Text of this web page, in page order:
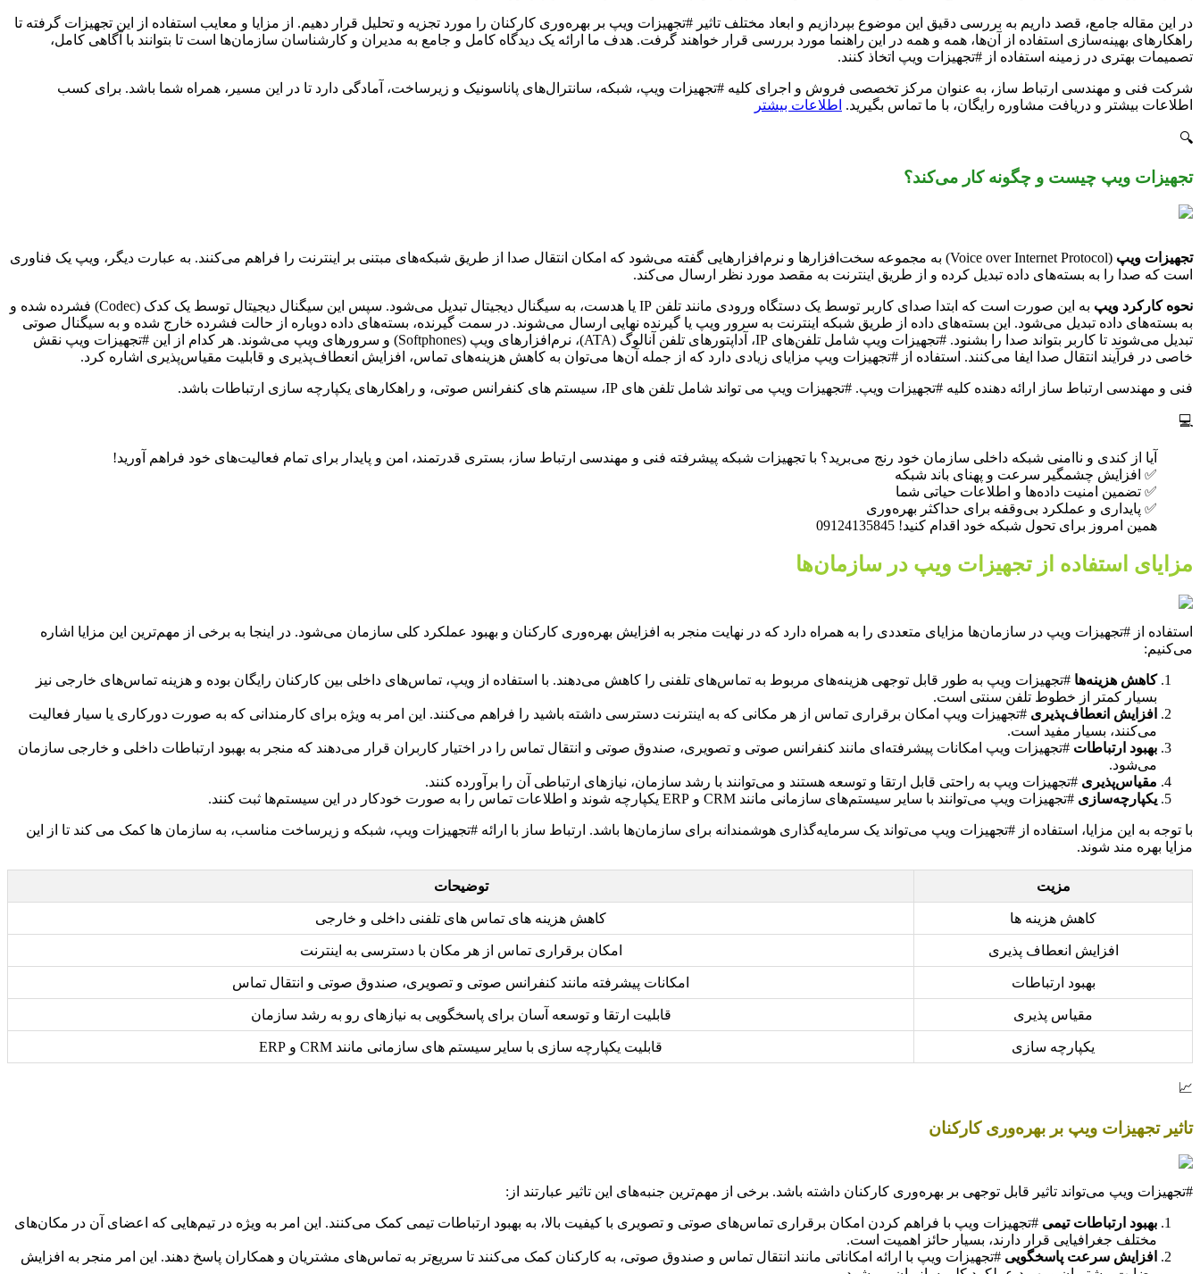
در این مقاله جامع، قصد داریم به بررسی دقیق این موضوع بپردازیم و ابعاد مختلف تاثیر #تجهیزات ویپ بر بهره‌وری کارکنان را مورد تجزیه و تحلیل قرار دهیم. از مزایا و معایب استفاده از این تجهیزات گرفته تا
راهکارهای بهینه‌سازی استفاده از آن‌ها، همه و همه در این راهنما مورد بررسی قرار خواهند گرفت. هدف ما ارائه یک دیدگاه کامل و جامع به مدیران و کارشناسان سازمان‌ها است تا بتوانند با آگاهی کامل،
تصمیمات بهتری در زمینه استفاده از #تجهیزات ویپ اتخاذ کنند.
شرکت فنی و مهندسی ارتباط ساز، به عنوان مرکز تخصصی فروش و اجرای کلیه #تجهیزات ویپ، شبکه، سانترال‌های پاناسونیک و زیرساخت، آمادگی دارد تا در این مسیر، همراه شما باشد. برای کسب
اطلاعات بیشتر و دریافت مشاوره رایگان، با ما تماس بگیرید. اطلاعات بیشتر
🔍
تجهیزات ویپ چیست و چگونه کار می‌کند؟
تجهیزات ویپ
(Voice over Internet Protocol) به مجموعه سخت‌افزارها و نرم‌افزارهایی گفته می‌شود که امکان انتقال صدا از طریق شبکه‌های مبتنی بر اینترنت را فراهم می‌کنند. به عبارت دیگر، ویپ یک فناوری
است که صدا را به بسته‌های داده تبدیل کرده و از طریق اینترنت به مقصد مورد نظر ارسال می‌کند.
نحوه کارکرد ویپ
به این صورت است که ابتدا صدای کاربر توسط یک دستگاه ورودی مانند تلفن IP یا هدست، به سیگنال دیجیتال تبدیل می‌شود. سپس این سیگنال دیجیتال توسط یک کدک (Codec) فشرده شده و
به بسته‌های داده تبدیل می‌شود. این بسته‌های داده از طریق شبکه اینترنت به سرور ویپ یا گیرنده نهایی ارسال می‌شوند. در سمت گیرنده، بسته‌های داده دوباره از حالت فشرده خارج شده و به سیگنال صوتی
تبدیل می‌شوند تا کاربر بتواند صدا را بشنود. #تجهیزات ویپ شامل تلفن‌های IP، آداپتورهای تلفن آنالوگ (ATA)، نرم‌افزارهای ویپ (Softphones) و سرورهای ویپ می‌شوند. هر کدام از این #تجهیزات ویپ نقش
خاصی در فرآیند انتقال صدا ایفا می‌کنند. استفاده از #تجهیزات ویپ مزایای زیادی دارد که از جمله آن‌ها می‌توان به کاهش هزینه‌های تماس، افزایش انعطاف‌پذیری و قابلیت مقیاس‌پذیری اشاره کرد.
فنی و مهندسی ارتباط ساز ارائه دهنده کلیه #تجهیزات ویپ. #تجهیزات ویپ می تواند شامل تلفن های IP، سیستم های کنفرانس صوتی، و راهکارهای یکپارچه سازی ارتباطات باشد.
💻
آیا از کندی و ناامنی شبکه داخلی سازمان خود رنج می‌برید؟ با تجهیزات شبکه پیشرفته فنی و مهندسی ارتباط ساز، بستری قدرتمند، امن و پایدار برای تمام فعالیت‌های خود فراهم آورید!
✅ افزایش چشمگیر سرعت و پهنای باند شبکه
✅ تضمین امنیت داده‌ها و اطلاعات حیاتی شما
✅ پایداری و عملکرد بی‌وقفه برای حداکثر بهره‌وری
همین امروز برای تحول شبکه خود اقدام کنید! 09124135845
مزایای استفاده از تجهیزات ویپ در سازمان‌ها
استفاده از #تجهیزات ویپ در سازمان‌ها مزایای متعددی را به همراه دارد که در نهایت منجر به افزایش بهره‌وری کارکنان و بهبود عملکرد کلی سازمان می‌شود. در اینجا به برخی از مهم‌ترین این مزایا اشاره
می‌کنیم:
کاهش هزینه‌ها #تجهیزات ویپ به طور قابل توجهی هزینه‌های مربوط به تماس‌های تلفنی را کاهش می‌دهند. با استفاده از ویپ، تماس‌های داخلی بین کارکنان رایگان بوده و هزینه تماس‌های خارجی نیز
بسیار کمتر از خطوط تلفن سنتی است.
افزایش انعطاف‌پذیری #تجهیزات ویپ امکان برقراری تماس از هر مکانی که به اینترنت دسترسی داشته باشید را فراهم می‌کنند. این امر به ویژه برای کارمندانی که به صورت دورکاری یا سیار فعالیت
می‌کنند، بسیار مفید است.
بهبود ارتباطات #تجهیزات ویپ امکانات پیشرفته‌ای مانند کنفرانس صوتی و تصویری، صندوق صوتی و انتقال تماس را در اختیار کاربران قرار می‌دهند که منجر به بهبود ارتباطات داخلی و خارجی سازمان
می‌شود.
مقیاس‌پذیری #تجهیزات ویپ به راحتی قابل ارتقا و توسعه هستند و می‌توانند با رشد سازمان، نیازهای ارتباطی آن را برآورده کنند.
یکپارچه‌سازی #تجهیزات ویپ می‌توانند با سایر سیستم‌های سازمانی مانند CRM و ERP یکپارچه شوند و اطلاعات تماس را به صورت خودکار در این سیستم‌ها ثبت کنند.
با توجه به این مزایا، استفاده از #تجهیزات ویپ می‌تواند یک سرمایه‌گذاری هوشمندانه برای سازمان‌ها باشد. ارتباط ساز با ارائه #تجهیزات ویپ، شبکه و زیرساخت مناسب، به سازمان ها کمک می کند تا از این
مزایا بهره مند شوند.
مزیت توضیحات
کاهش هزینه ها کاهش هزینه های تماس های تلفنی داخلی و خارجی
افزایش انعطاف پذیری امکان برقراری تماس از هر مکان با دسترسی به اینترنت
بهبود ارتباطات امکانات پیشرفته مانند کنفرانس صوتی و تصویری، صندوق صوتی و انتقال تماس
مقیاس پذیری قابلیت ارتقا و توسعه آسان برای پاسخگویی به نیازهای رو به رشد سازمان
یکپارچه سازی قابلیت یکپارچه سازی با سایر سیستم های سازمانی مانند CRM و ERP
📈
تاثیر تجهیزات ویپ بر بهره‌وری کارکنان
#تجهیزات ویپ می‌تواند تاثیر قابل توجهی بر بهره‌وری کارکنان داشته باشد. برخی از مهم‌ترین جنبه‌های این تاثیر عبارتند از:
بهبود ارتباطات تیمی #تجهیزات ویپ با فراهم کردن امکان برقراری تماس‌های صوتی و تصویری با کیفیت بالا، به بهبود ارتباطات تیمی کمک می‌کنند. این امر به ویژه در تیم‌هایی که اعضای آن در مکان‌های
مختلف جغرافیایی قرار دارند، بسیار حائز اهمیت است.
افزایش سرعت پاسخگویی #تجهیزات ویپ با ارائه امکاناتی مانند انتقال تماس و صندوق صوتی، به کارکنان کمک می‌کنند تا سریع‌تر به تماس‌های مشتریان و همکاران پاسخ دهند. این امر منجر به افزایش